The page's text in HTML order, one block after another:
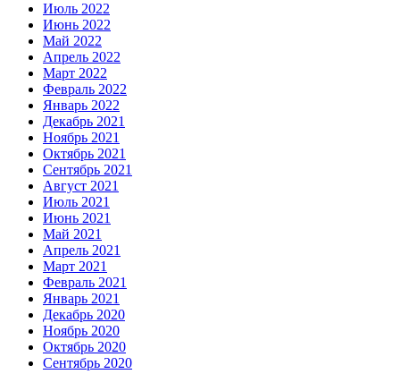
Июль 2022
Июнь 2022
Май 2022
Апрель 2022
Март 2022
Февраль 2022
Январь 2022
Декабрь 2021
Ноябрь 2021
Октябрь 2021
Сентябрь 2021
Август 2021
Июль 2021
Июнь 2021
Май 2021
Апрель 2021
Март 2021
Февраль 2021
Январь 2021
Декабрь 2020
Ноябрь 2020
Октябрь 2020
Сентябрь 2020